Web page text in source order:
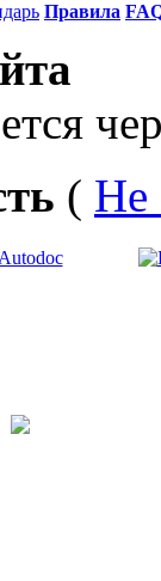
Правила
( Не